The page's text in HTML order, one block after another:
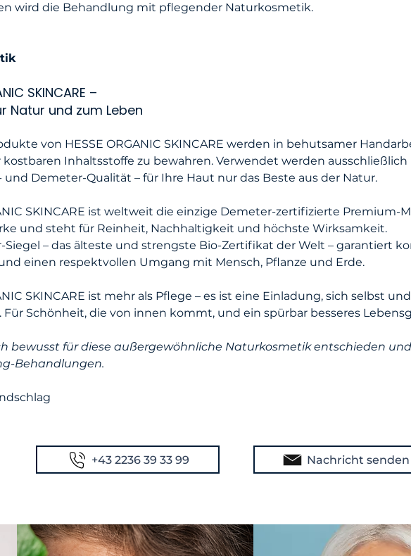
wird die Behandlung mit pflegender Naturkosmetik.
SKINCARE –
Natur und zum Leben
von HESSE ORGANIC SKINCARE werden in behutsamer
Inhaltsstoffe zu bewahren. Verwendet werden
und Demeter-Qualität – für Ihre Haut nur das Beste aus der Natur.
SKINCARE ist weltweit die einzige Demeter-zertifizierte Premium-
und steht für Reinheit, Nachhaltigkeit und höchste Wirksamkeit.
Siegel – das älteste und strengste Bio-Zertifikat der Welt – garantiert
einen respektvollen Umgang mit Mensch, Pflanze und Erde.
SKINCARE ist mehr als Pflege – es ist eine Einladung, sich selbst
Für Schönheit, die von innen kommt, und ein spürbar besseres
bewusst für diese außergewöhnliche Naturkosmetik entschieden
Behandlungen.
+43 2236 39 33 99 Nachricht senden